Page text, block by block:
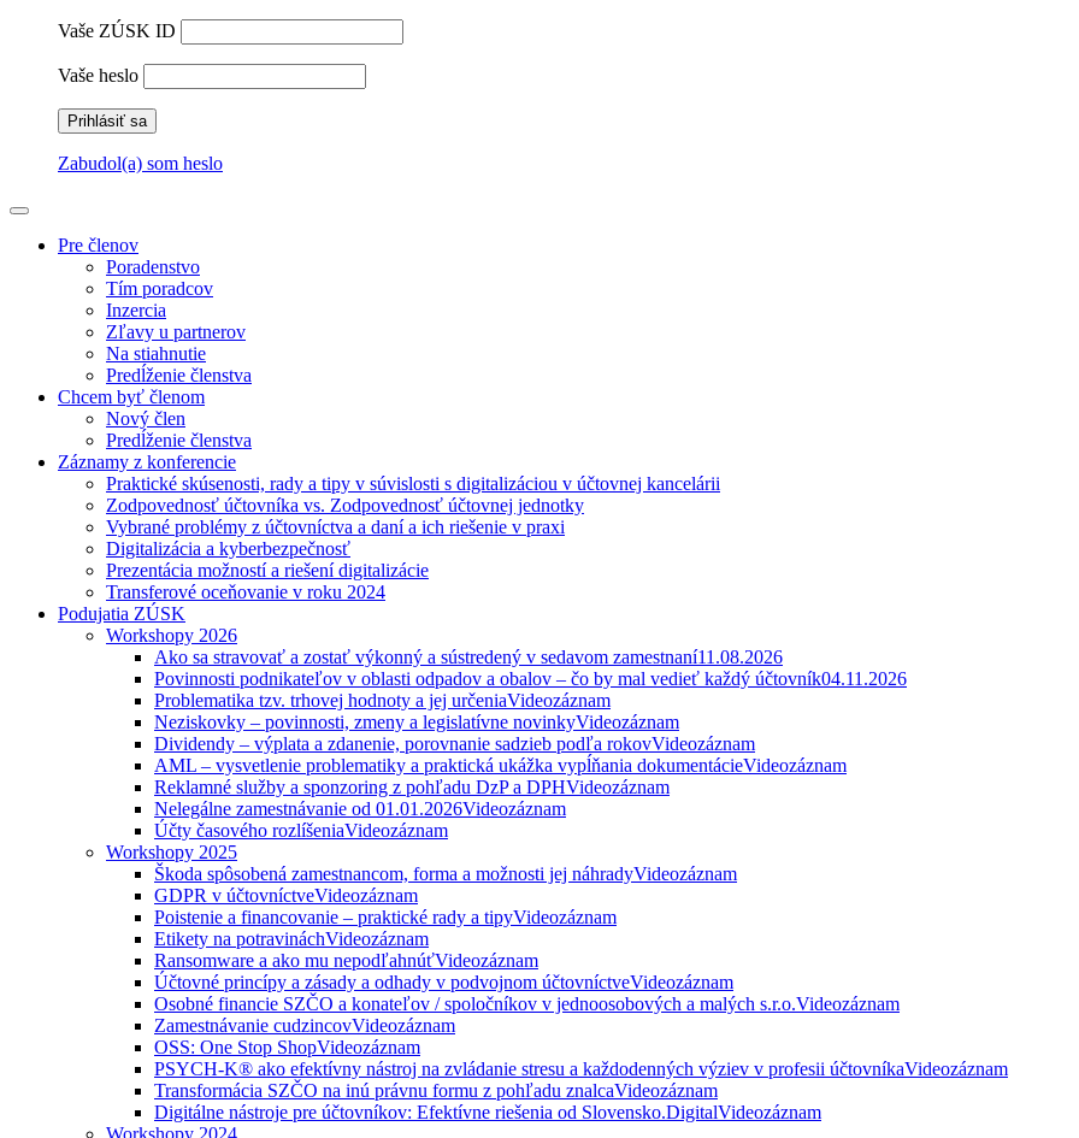
Vaše ZÚSK ID
Vaše heslo
Zabudol(a) som heslo
Pre členov
Poradenstvo
Tím poradcov
Inzercia
Zľavy u partnerov
Na stiahnutie
Predĺženie členstva
Chcem byť členom
Nový člen
Predĺženie členstva
Záznamy z konferencie
Praktické skúsenosti, rady a tipy v súvislosti s digitalizáciou v účtovnej kancelárii
Zodpovednosť účtovníka vs. Zodpovednosť účtovnej jednotky
Vybrané problémy z účtovníctva a daní a ich riešenie v praxi
Digitalizácia a kyberbezpečnosť
Prezentácia možností a riešení digitalizácie
Transferové oceňovanie v roku 2024
Podujatia ZÚSK
Workshopy 2026
Ako sa stravovať a zostať výkonný a sústredený v sedavom zamestnaní11.08.2026
Povinnosti podnikateľov v oblasti odpadov a obalov – čo by mal vedieť každý účtovník04.11.2026
Problematika tzv. trhovej hodnoty a jej určeniaVideozáznam
Neziskovky – povinnosti, zmeny a legislatívne novinkyVideozáznam
Dividendy – výplata a zdanenie, porovnanie sadzieb podľa rokovVideozáznam
AML – vysvetlenie problematiky a praktická ukážka vypĺňania dokumentácieVideozáznam
Reklamné služby a sponzoring z pohľadu DzP a DPHVideozáznam
Nelegálne zamestnávanie od 01.01.2026Videozáznam
Účty časového rozlíšeniaVideozáznam
Workshopy 2025
Škoda spôsobená zamestnancom, forma a možnosti jej náhradyVideozáznam
GDPR v účtovníctveVideozáznam
Poistenie a financovanie – praktické rady a tipyVideozáznam
Etikety na potravináchVideozáznam
Ransomware a ako mu nepodľahnúťVideozáznam
Účtovné princípy a zásady a odhady v podvojnom účtovníctveVideozáznam
Osobné financie SZČO a konateľov / spoločníkov v jednoosobových a malých s.r.o.Videozáznam
Zamestnávanie cudzincovVideozáznam
OSS: One Stop ShopVideozáznam
PSYCH-K® ako efektívny nástroj na zvládanie stresu a každodenných výziev v profesii účtovníkaVideozáznam
Transformácia SZČO na inú právnu formu z pohľadu znalcaVideozáznam
Digitálne nástroje pre účtovníkov: Efektívne riešenia od Slovensko.DigitalVideozáznam
Workshopy 2024